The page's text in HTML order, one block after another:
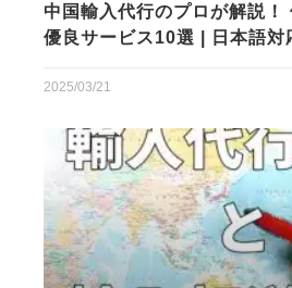
中国輸入代行のプロが解説！
優良サービス10選 | 日本語対
2025/03/21